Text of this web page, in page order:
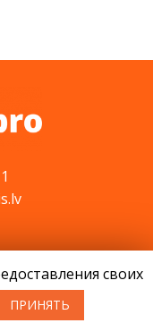
своих
ПРИНЯТЬ